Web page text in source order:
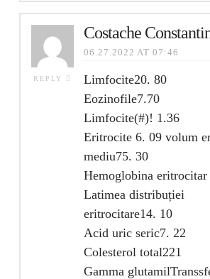
REPLY
Costache
06.27.2022 AT 07:46
Limfocite20. 80
Eozinofile7.70
Limfocite(#)! 1.36
Eritrocite 6. 09 volum
mediu75. 30
Hemoglobina eritrocitar
Latimea distribuției
eritrocitare14. 10
Acid uric seric7. 22
Colesterol total221
Gamma